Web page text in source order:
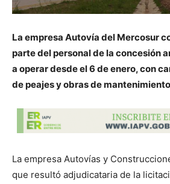
La empresa Autovía del Mercosur
parte del personal de la concesión
a operar desde el 6 de enero, con
de peajes y obras de
La empresa Autovías y
que resultó adjudicataria de la